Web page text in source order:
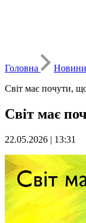
Головна
Новини
Світ має почути,
Світ має
22.05.2026 | 13:31